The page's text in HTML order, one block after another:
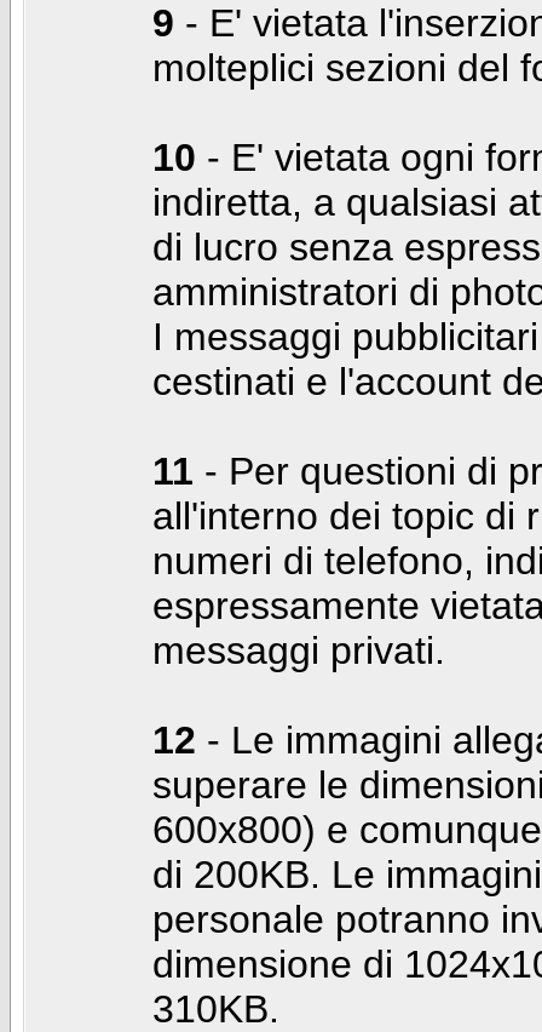
9 - E' vietata
molteplici sezioni del
10 - E' vietata ogni
indiretta, a qualsiasi
di lucro senza
amministratori di
I messaggi
cestinati e l'account
11 - Per questioni di
all'interno dei topic di
numeri di telefono,
espressamente
messaggi privati.
12 - Le immagini
superare le
600x800) e
di 200KB. Le
personale potranno
dimensione di
310KB.